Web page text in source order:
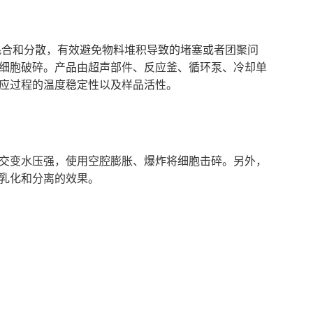
分散，有效避免物料堆积导致的堵塞或者团聚问
胞破碎。产品由超声部件、反应釜、循环泵、冷却单
程的温度稳定性以及样品活性。
水压强，使用空腔膨胀、爆炸将细胞击碎。另外，
化和分离的效果。